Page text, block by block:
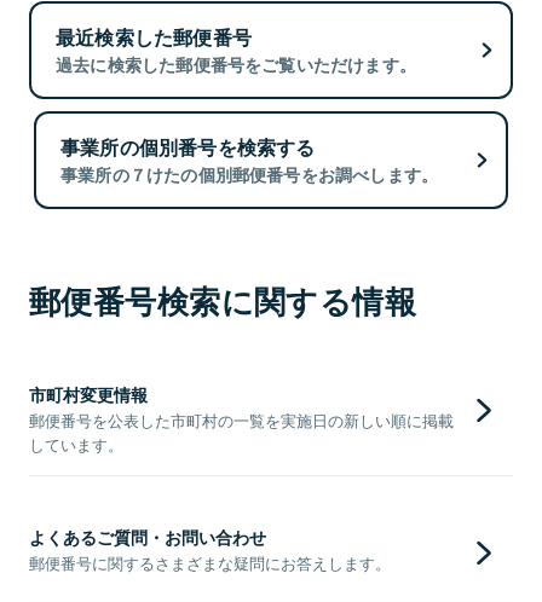
最近検索した郵便番号
過去に検索した郵便番号をご覧いただけます。
事業所の個別番号を検索する
事業所の７けたの個別郵便番号をお調べします。
郵便番号検索に関する情報
市町村変更情報
郵便番号を公表した市町村の一覧を実施日の新しい順に掲載
しています。
よくあるご質問・お問い合わせ
郵便番号に関するさまざまな疑問にお答えします。